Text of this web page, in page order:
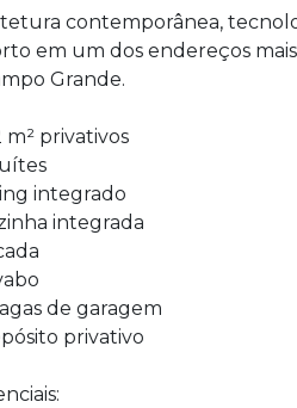
contemporânea,
em um dos endereços
Grande.
m² privativos
integrado
integrada
de garagem
privativo